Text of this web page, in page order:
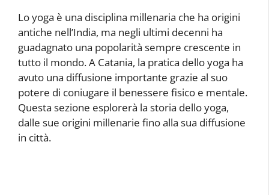
Lo yoga è una disciplina millenaria che ha origini
antiche nell’India, ma negli ultimi decenni ha
guadagnato una popolarità sempre crescente in
tutto il mondo. A Catania, la pratica dello yoga ha
avuto una diffusione importante grazie al suo
potere di coniugare il benessere fisico e mentale.
Questa sezione esplorerà la storia dello yoga,
dalle sue origini millenarie fino alla sua diffusione
in città.